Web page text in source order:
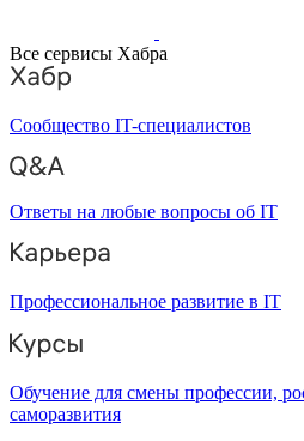
Все сервисы Хабра
Сообщество IT-специалистов
Ответы на любые вопросы об IT
Профессиональное развитие в IT
Обучение для смены профессии,
саморазвития